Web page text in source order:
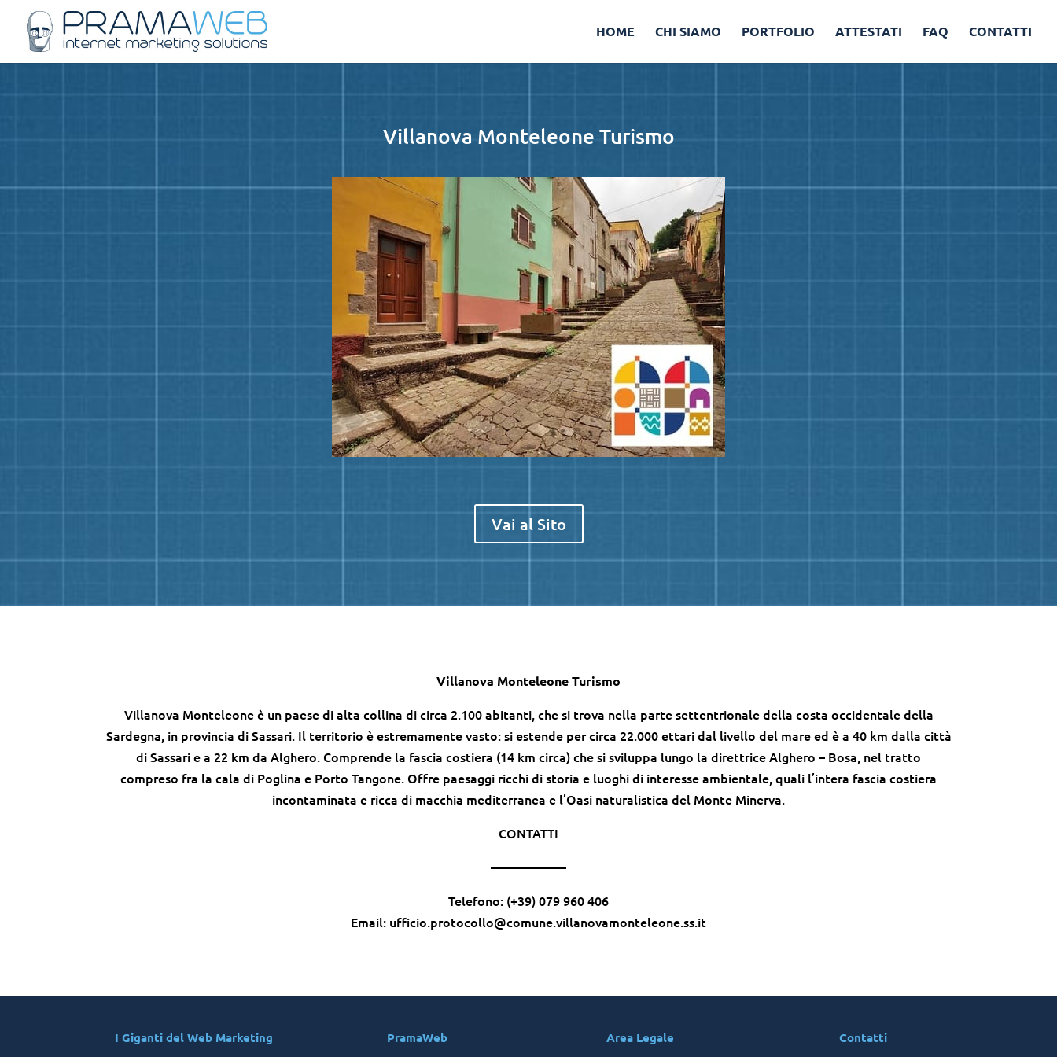
HOME CHI SIAMO PORTFOLIO ATTESTATI FAQ CONTATTI
Villanova Monteleone Turismo
Vai al Sito
Villanova Monteleone Turismo
Villanova Monteleone è un paese di alta collina di circa 2.100 abitanti, che si trova nella parte settentrionale della costa occidentale della
Sardegna, in provincia di Sassari. Il territorio è estremamente vasto: si estende per circa 22.000 ettari dal livello del mare ed è a 40 km dalla città
di Sassari e a 22 km da Alghero. Comprende la fascia costiera (14 km circa) che si sviluppa lungo la direttrice Alghero – Bosa, nel tratto
compreso fra la cala di Poglina e Porto Tangone. Offre paesaggi ricchi di storia e luoghi di interesse ambientale, quali l’intera fascia costiera
incontaminata e ricca di macchia mediterranea e l’Oasi naturalistica del Monte Minerva.
CONTATTI
——————
Telefono: (+39) 079 960 406
Email: ufficio.protocollo@comune.villanovamonteleone.ss.it
I Giganti del Web Marketing PramaWeb Area Legale Contatti